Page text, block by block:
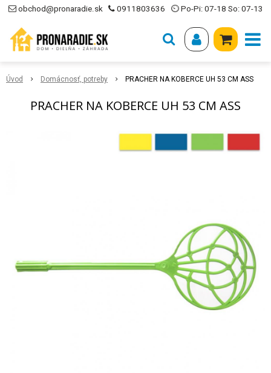
obchod@pronaradie.sk 0911803636 ⏲ Po-Pi: 07-18 So: 07-13
Úvod Domácnosť, potreby PRACHER NA KOBERCE UH 53 CM ASS
PRACHER NA KOBERCE UH 53 CM ASS